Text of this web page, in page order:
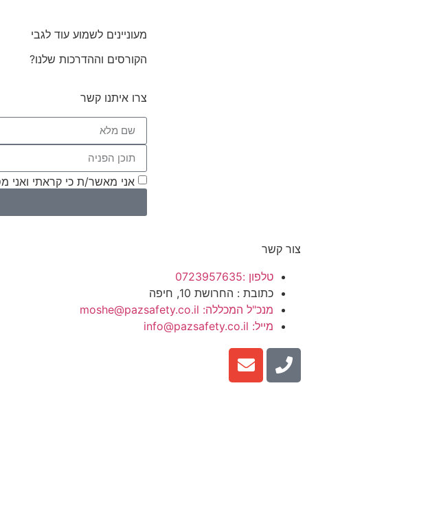
מעוניינים לשמוע עוד לגבי
הקורסים וההדרכות שלנו?
צרו איתנו קשר
אני מאשר/ת כי קראתי ואני
צור קשר
טלפון :0723957635
כתובת : החרושת 10, חיפה
מנכ"ל המכללה: moshe@pazsafety.co.il
מייל: info@pazsafety.co.il